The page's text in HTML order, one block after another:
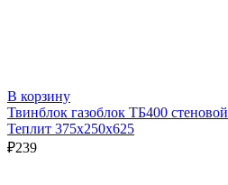
В корзину
Твинблок газоблок ТБ400
Теплит 375х250х625
₽239